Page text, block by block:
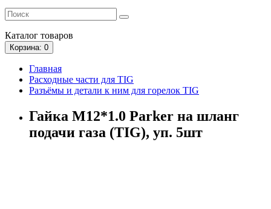
Каталог товаров
Корзина: 0
Главная
Расходные части для TIG
Разъёмы и детали к ним для горелок TIG
Гайка M12*1.0 Parker на шланг
подачи газа (TIG), уп. 5шт